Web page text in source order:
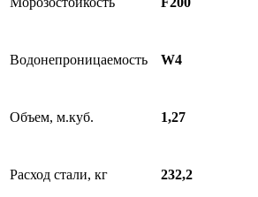
Водонепроницаемость W4
Объем, м.куб. 1,27
Расход стали, кг 232,2